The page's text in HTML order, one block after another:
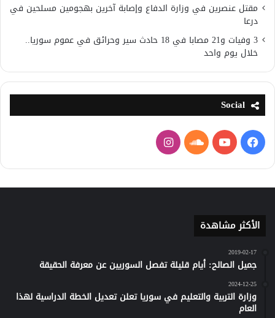
مقتل عنصرين في وزارة الدفاع وإصابة آخرين بهجومين مسلحين في
درعا
3 وفيات و21 مصابا في 18 حادث سير وحرائق في عموم سوريا..
خلال يوم واحد
Social
فيسبوكيوتيوبساوند
كلاود
انستقرام
الأكثر مشاهدة
2019-02-17
جميل الصالح: أيام قليلة تفصل السوريين عن معرفة الحقيقة
2024-12-25
وزارة التربية والتعليم في سوريا تعلن تعديل الخطة الدراسية لهذا
العام